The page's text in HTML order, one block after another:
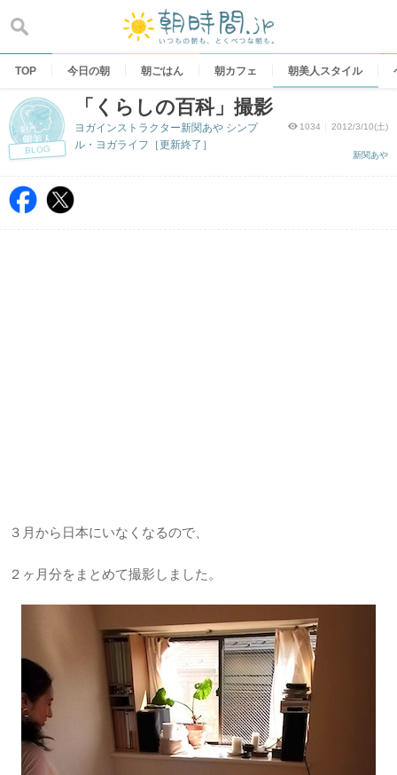
content
TOP 今日の朝 朝ごはん 朝カフェ 朝美人スタイル
BLOG
「くらしの百科」撮影
1034 2012/3/10(土)
新関あや
ヨガインストラクター新関あや シンプ
ル・ヨガライフ［更新終了］
３月から日本にいなくなるので、
２ヶ月分をまとめて撮影しました。